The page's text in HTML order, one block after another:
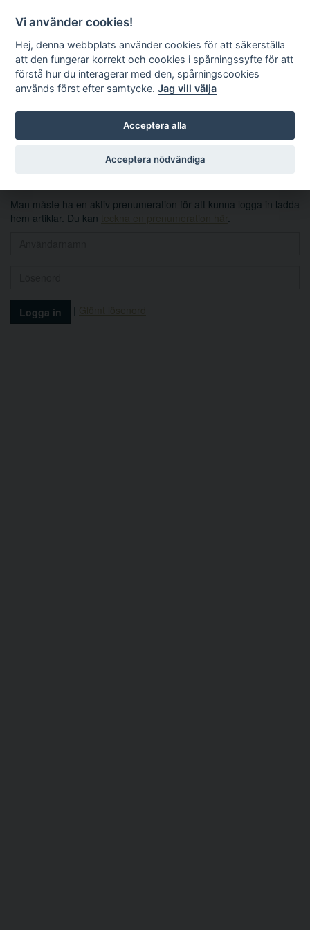
Sök
Logga in
Man måste ha en aktiv prenumeration för att kunna logga in ladda
hem artiklar. Du kan
|
Vi använder cookies!
Hej, denna webbplats använder cookies för att säkerställa
att den fungerar korrekt och cookies i spårningssyfte för att
förstå hur du interagerar med den, spårningscookies
används först efter samtycke.Jag vill välja
Acceptera alla
Acceptera nödvändiga